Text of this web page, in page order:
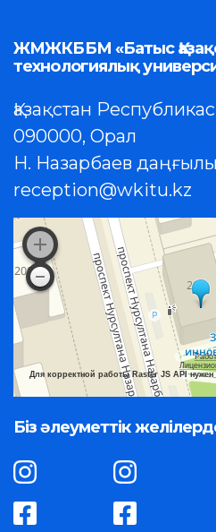
ЖМЖКББМ «Батыс
технологиялық
Қазақстан
090000, Орал
Н. Назарбаев
reception@wkitu.kz
Для корректной работы Raster JS API
Біз әлеуметтік